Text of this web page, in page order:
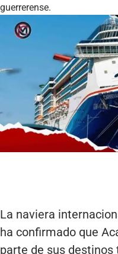
guerrerense.
La naviera
ha confirmado que
parte de sus